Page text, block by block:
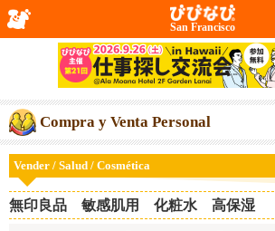
San Francisco
Compra y Venta Personal
Vender / Salud / Cosmética
無印良品 敏感肌用 化粧水 高保湿